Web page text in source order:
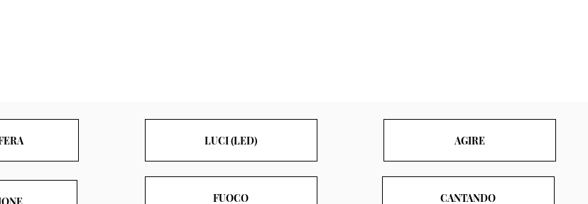
LUCI (LED)
FUOCO
AGIRE
CANTANDO